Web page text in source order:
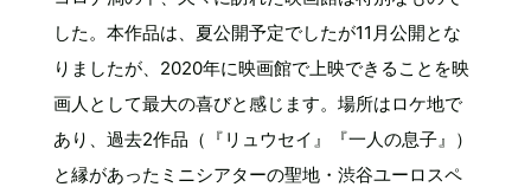
した。本作品は、夏公開予定でしたが11月公開とな
りましたが、2020年に映画館で上映できることを映
画人として最大の喜びと感じます。場所はロケ地で
あり、過去2作品（『リュウセイ』『一人の息子』）
と縁があったミニシアターの聖地・渋谷ユーロスペ